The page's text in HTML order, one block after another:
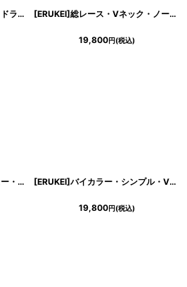
[ERUKEI]花柄・半袖・マーメイドライン・上品・ミディアムドレス・ワンピース[山崎みどり着用][送料無料]mylu [ERUKEI]総レース・Vネック・ノースリーブ・フロントリボン・膝丈・ミディアムドレス・ワンピース[黒木麗奈着用]《送料＆代引き手数料無料》
19,800円(税込)
[ERUKEI]ツイード・お花ビジュー・肩ポイント・ノースリーブ・マーメイド・ローウエスト・Aライン・ミニドレス・ワンピース[MIRIN・黒木麗奈・山崎みどり・れお着用][送料無料]myju [ERUKEI]バイカラー・シンプル・Vネック・縦ライン・ノースリーブ・タイト・ミニドレス・ワンピース[MIRIN着用][送料無料]
19,800円(税込)